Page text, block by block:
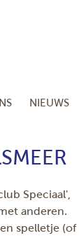
NIEUWS
Speciaal',
anderen.
spelletje (of